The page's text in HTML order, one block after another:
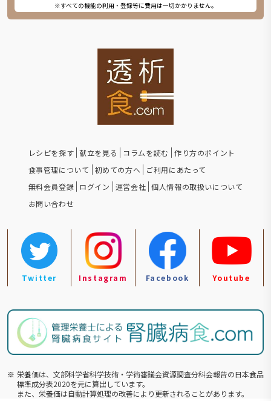
※すべての機能の利用・登録等に費用は一切かかりません。
レシピを探す 献立を見る コラムを読む
作り方のポイント
食事管理について
初めての方へ
ご利用にあたって
無料会員登録 ログイン 運営会社 個人情報の取扱いについて
お問い合わせ
Twitter Instagram Facebook Youtube
※ 栄養価は、文部科学省科学技術・学術審議会資源調査分科会報告の⽇本食品
標準成分表2020を元に算出しています。
また、栄養価は自動計算処理の改善により更新されることがあります。